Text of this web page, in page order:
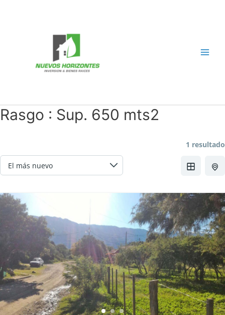
Rasgo : Sup. 650 mts2
1 resultado